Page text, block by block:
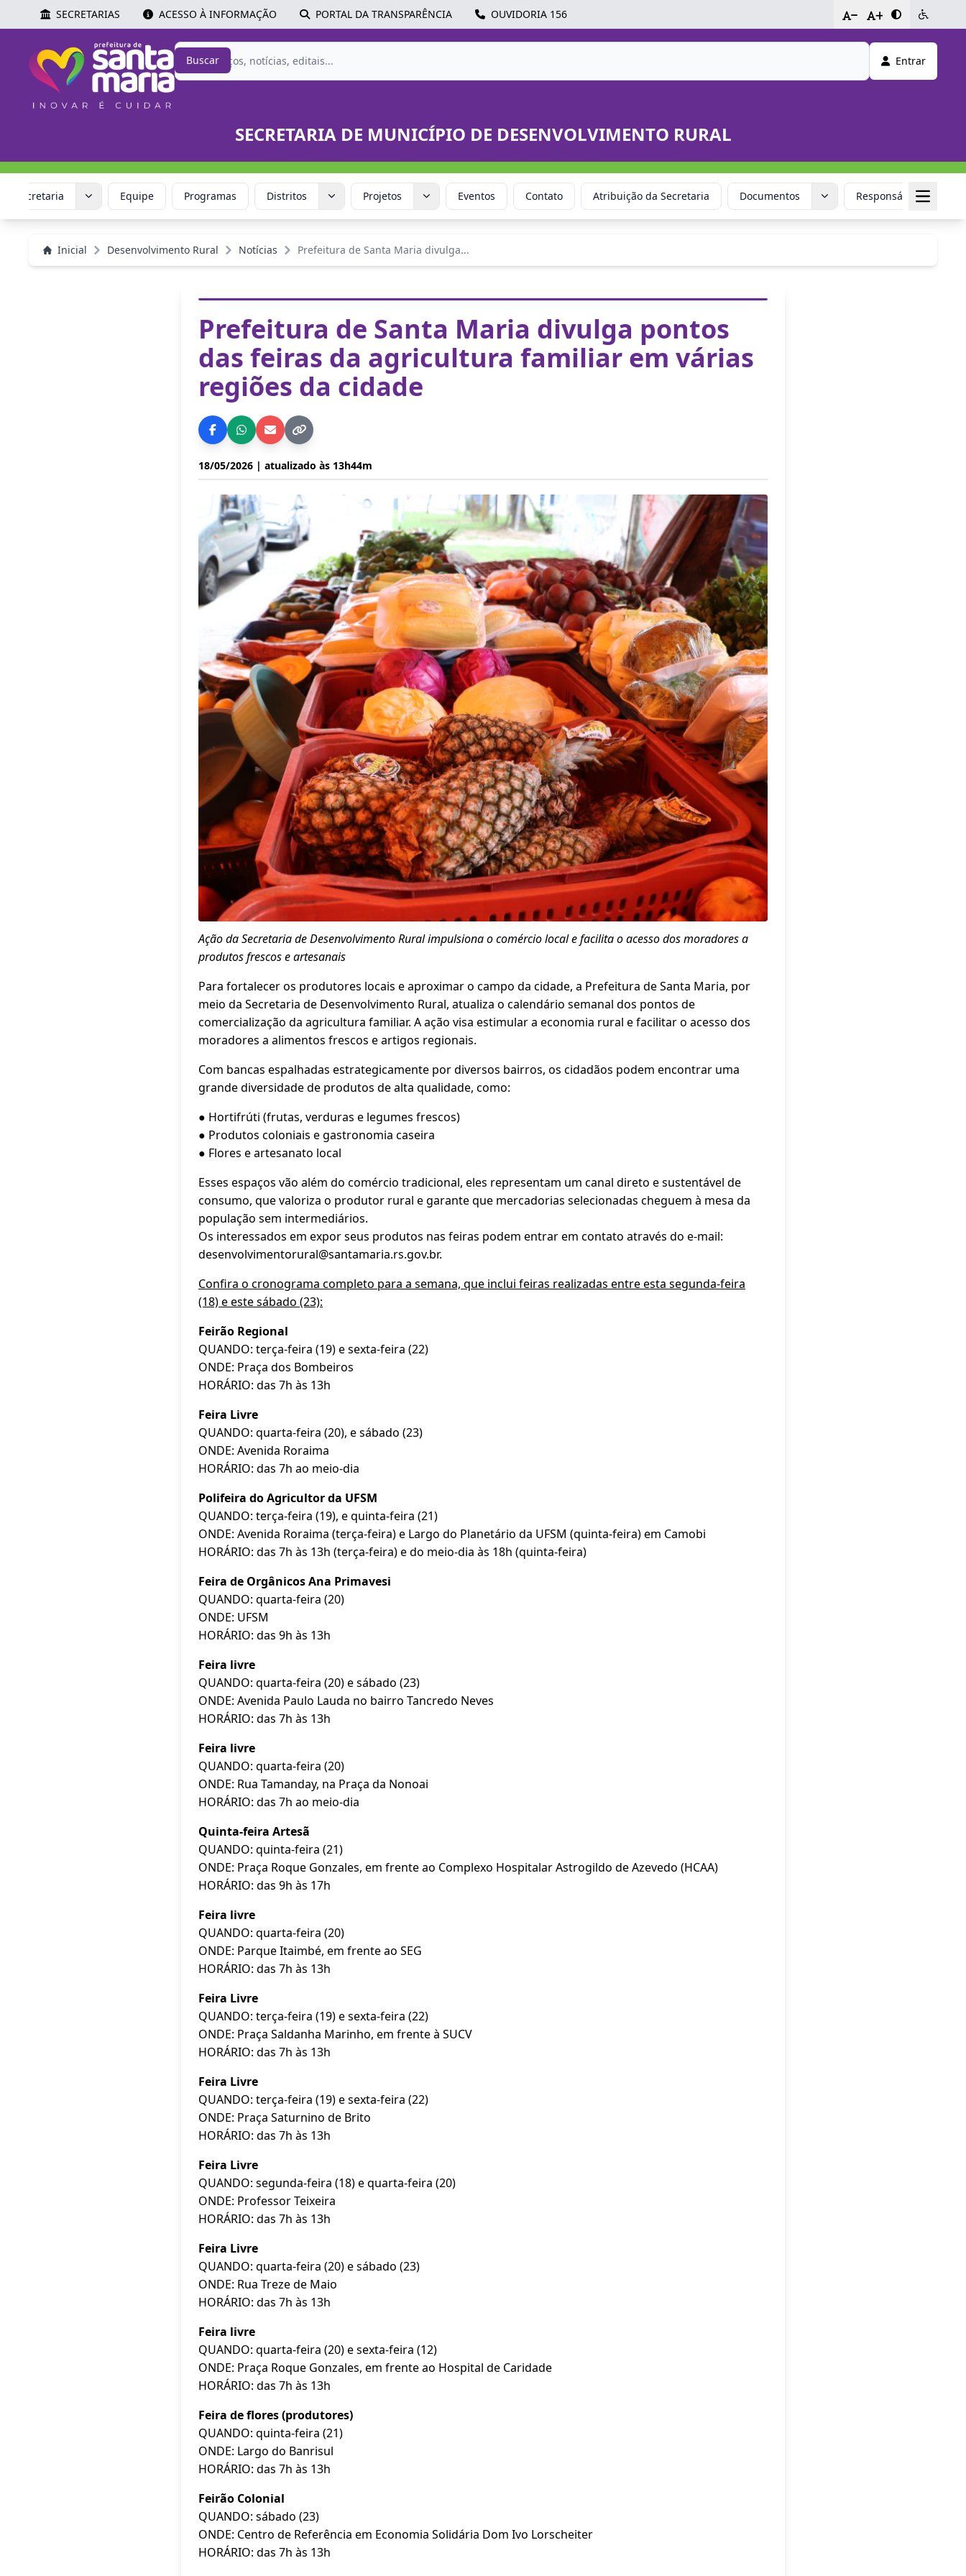
SECRETARIAS ACESSO À INFORMAÇÃO PORTAL DA TRANSPARÊNCIA OUVIDORIA 156 - +
Buscar Entrar
SECRETARIA DE MUNICÍPIO DE DESENVOLVIMENTO RURAL
Secretaria Equipe Programas Distritos Projetos Eventos Contato Atribuição da Secretaria Documentos Responsável
Inicial Desenvolvimento Rural Notícias Prefeitura de Santa Maria divulga...
Prefeitura de Santa Maria divulga pontos
das feiras da agricultura familiar em várias
regiões da cidade
18/05/2026 | atualizado às 13h44m
Ação da Secretaria de Desenvolvimento Rural impulsiona o comércio local e facilita o acesso dos moradores a
produtos frescos e artesanais
Para fortalecer os produtores locais e aproximar o campo da cidade, a Prefeitura de Santa Maria, por
meio da Secretaria de Desenvolvimento Rural, atualiza o calendário semanal dos pontos de
comercialização da agricultura familiar. A ação visa estimular a economia rural e facilitar o acesso dos
moradores a alimentos frescos e artigos regionais.
Com bancas espalhadas estrategicamente por diversos bairros, os cidadãos podem encontrar uma
grande diversidade de produtos de alta qualidade, como:
● Hortifrúti (frutas, verduras e legumes frescos)
● Produtos coloniais e gastronomia caseira
● Flores e artesanato local
Esses espaços vão além do comércio tradicional, eles representam um canal direto e sustentável de
consumo, que valoriza o produtor rural e garante que mercadorias selecionadas cheguem à mesa da
população sem intermediários.
Os interessados em expor seus produtos nas feiras podem entrar em contato através do e-mail:
desenvolvimentorural@santamaria.rs.gov.br.
Confira o cronograma completo para a semana, que inclui feiras realizadas entre esta segunda-feira
(18) e este sábado (23):
Feirão Regional
QUANDO: terça-feira (19) e sexta-feira (22)
ONDE: Praça dos Bombeiros
HORÁRIO: das 7h às 13h
Feira Livre
QUANDO: quarta-feira (20), e sábado (23)
ONDE: Avenida Roraima
HORÁRIO: das 7h ao meio-dia
Polifeira do Agricultor da UFSM
QUANDO: terça-feira (19), e quinta-feira (21)
ONDE: Avenida Roraima (terça-feira) e Largo do Planetário da UFSM (quinta-feira) em Camobi
HORÁRIO: das 7h às 13h (terça-feira) e do meio-dia às 18h (quinta-feira)
Feira de Orgânicos Ana Primavesi
QUANDO: quarta-feira (20)
ONDE: UFSM
HORÁRIO: das 9h às 13h
Feira livre
QUANDO: quarta-feira (20) e sábado (23)
ONDE: Avenida Paulo Lauda no bairro Tancredo Neves
HORÁRIO: das 7h às 13h
Feira livre
QUANDO: quarta-feira (20)
ONDE: Rua Tamanday, na Praça da Nonoai
HORÁRIO: das 7h ao meio-dia
Quinta-feira Artesã
QUANDO: quinta-feira (21)
ONDE: Praça Roque Gonzales, em frente ao Complexo Hospitalar Astrogildo de Azevedo (HCAA)
HORÁRIO: das 9h às 17h
Feira livre
QUANDO: quarta-feira (20)
ONDE: Parque Itaimbé, em frente ao SEG
HORÁRIO: das 7h às 13h
Feira Livre
QUANDO: terça-feira (19) e sexta-feira (22)
ONDE: Praça Saldanha Marinho, em frente à SUCV
HORÁRIO: das 7h às 13h
Feira Livre
QUANDO: terça-feira (19) e sexta-feira (22)
ONDE: Praça Saturnino de Brito
HORÁRIO: das 7h às 13h
Feira Livre
QUANDO: segunda-feira (18) e quarta-feira (20)
ONDE: Professor Teixeira
HORÁRIO: das 7h às 13h
Feira Livre
QUANDO: quarta-feira (20) e sábado (23)
ONDE: Rua Treze de Maio
HORÁRIO: das 7h às 13h
Feira livre
QUANDO: quarta-feira (20) e sexta-feira (12)
ONDE: Praça Roque Gonzales, em frente ao Hospital de Caridade
HORÁRIO: das 7h às 13h
Feira de flores (produtores)
QUANDO: quinta-feira (21)
ONDE: Largo do Banrisul
HORÁRIO: das 7h às 13h
Feirão Colonial
QUANDO: sábado (23)
ONDE: Centro de Referência em Economia Solidária Dom Ivo Lorscheiter
HORÁRIO: das 7h às 13h